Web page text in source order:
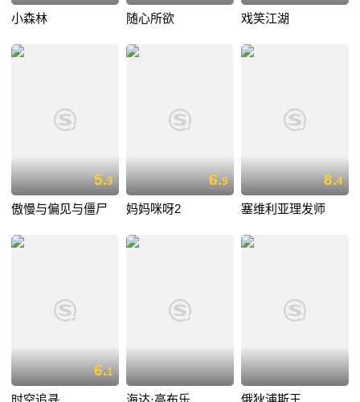
小森林 随心所欲 戏笑江湖
5.9
傲慢与偏见与僵尸
6.9
妈妈咪呀2
8.4
塞维利亚理发师
6.1